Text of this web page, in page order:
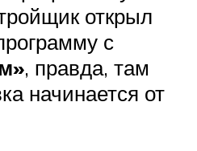
открыл
с
, правда, там
начинается от